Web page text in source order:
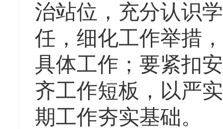
治站位，充分认识
任，细化工作举措
具体工作； 要紧扣
齐工作短板，以严
期工作夯实基础。